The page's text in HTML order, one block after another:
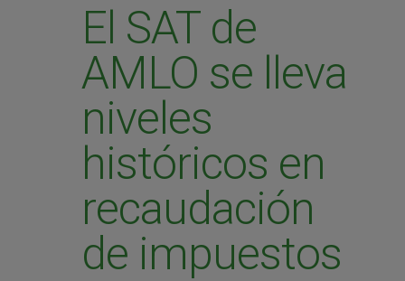
El SAT de
AMLO se lleva
niveles
históricos en
recaudación
de impuestos